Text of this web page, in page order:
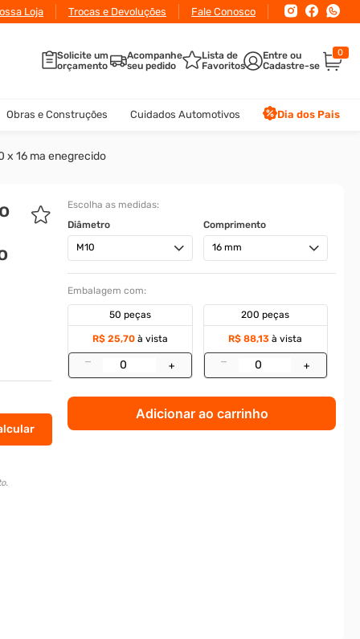
Loja Trocas e Devoluções Fale Conosco
Solicite um
orçamento
Acompanhe
seu pedido
Lista de
Favoritos
0
Obras e Construções Cuidados Automotivos Dia dos Pais
x 16 ma enegrecido
Escolha as medidas:
Diâmetro
M10
Comprimento
16 mm
Embalagem com:
50 peças
R$ 25,70à vista
– +
200 peças
R$ 88,13 à vista
– +
Adicionar ao carrinho